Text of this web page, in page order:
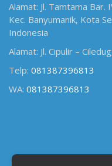
Alamat: Jl. Tamtama
Kec. Banyumanik, Kota
Indonesia
Alamat: Jl. Cipulir –
Telp: 081387396813
WA: 081387396813